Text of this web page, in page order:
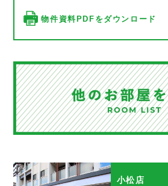
物件資料PDFをダウンロード
小松店